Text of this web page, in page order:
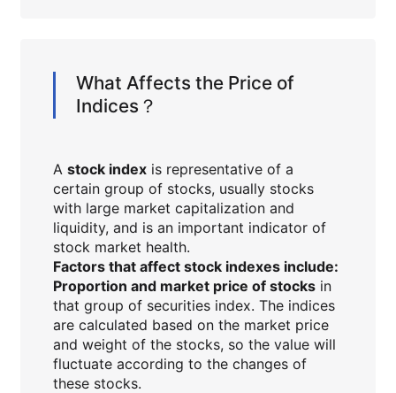
What Affects the Price of
Indices？
A stock indexis representative of a
certain group of stocks, usually stocks
with large market capitalization and
liquidity, and is an important indicator of
stock market health.
Factors that affect stock indexes include:
Proportion and market price of stocksin
that group of securities index. The indices
are calculated based on the market price
and weight of the stocks, so the value will
fluctuate according to the changes of
these stocks.